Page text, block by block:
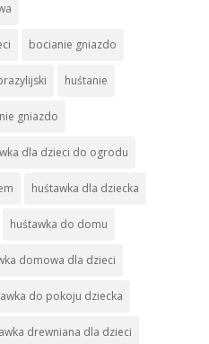
bocianie gniazdo
huśtanie
gniazdo
dla dzieci do ogrodu
huśtawka dla dziecka
huśtawka do domu
domowa dla dzieci
do pokoju dziecka
drewniana dla dzieci